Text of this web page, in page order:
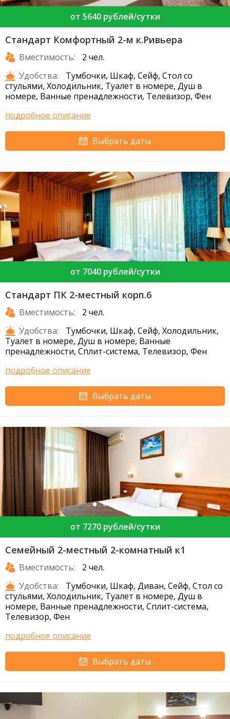
от 5640 рублей/сутки
Стандарт Комфортный 2-м к.Ривьера
Вместимость:
2 чел.
Удобства:
Тумбочки, Шкаф, Сейф, Стол со
стульями, Холодильник, Туалет в номере, Душ в
номере, Ванные пренадлежности, Телевизор, Фен
подробное описание
Выбрать даты
от 7040 рублей/сутки
Стандарт ПК 2-местный корп.6
Вместимость:
2 чел.
Удобства:
Тумбочки, Шкаф, Сейф, Холодильник,
Туалет в номере, Душ в номере, Ванные
пренадлежности, Сплит-система, Телевизор, Фен
подробное описание
Выбрать даты
от 7270 рублей/сутки
Семейный 2-местный 2-комнатный к1
Вместимость:
2 чел.
Удобства:
Тумбочки, Шкаф, Диван, Сейф, Стол со
стульями, Холодильник, Туалет в номере, Душ в
номере, Ванные пренадлежности, Сплит-система,
Телевизор, Фен
подробное описание
Выбрать даты